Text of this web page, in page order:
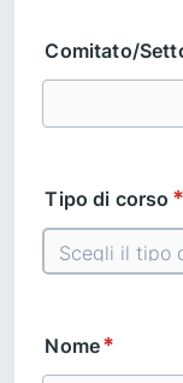
Comitato/
Tipo di corso *
Nome*